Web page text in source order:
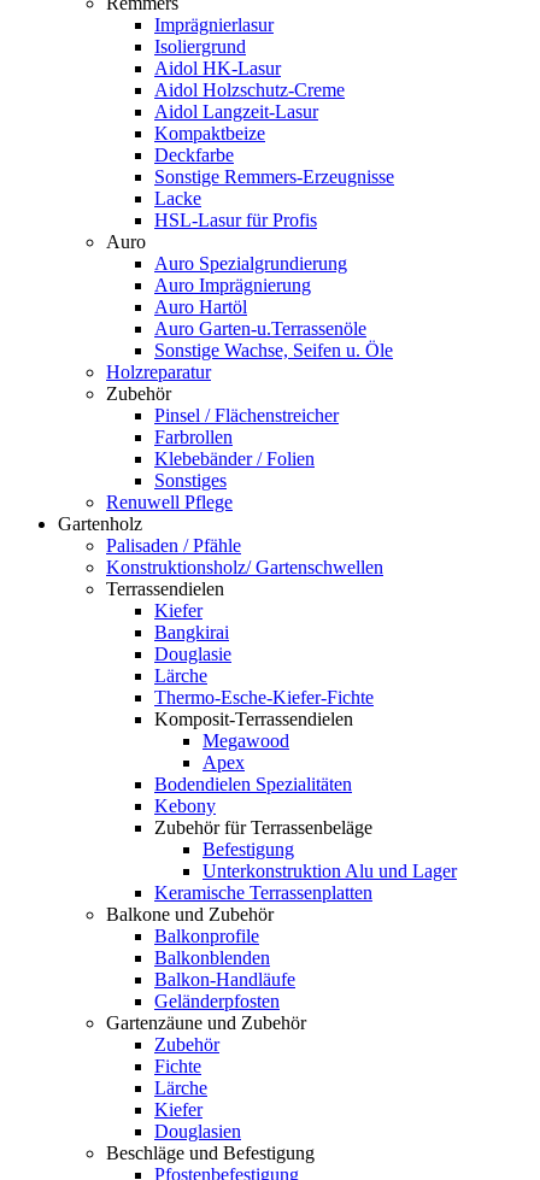
Imprägnierlasur
Isoliergrund
Aidol HK-Lasur
Aidol Holzschutz-Creme
Aidol Langzeit-Lasur
Kompaktbeize
Deckfarbe
Sonstige Remmers-Erzeugnisse
Lacke
HSL-Lasur für Profis
Auro
Auro Spezialgrundierung
Auro Imprägnierung
Auro Hartöl
Auro Garten-u.Terrassenöle
Sonstige Wachse, Seifen u. Öle
Holzreparatur
Zubehör
Pinsel / Flächenstreicher
Farbrollen
Klebebänder / Folien
Sonstiges
Renuwell Pflege
Gartenholz
Palisaden / Pfähle
Konstruktionsholz/ Gartenschwellen
Terrassendielen
Kiefer
Bangkirai
Douglasie
Lärche
Thermo-Esche-Kiefer-Fichte
Komposit-Terrassendielen
Megawood
Apex
Bodendielen Spezialitäten
Kebony
Zubehör für Terrassenbeläge
Befestigung
Unterkonstruktion Alu und Lager
Keramische Terrassenplatten
Balkone und Zubehör
Balkonprofile
Balkonblenden
Balkon-Handläufe
Geländerpfosten
Gartenzäune und Zubehör
Zubehör
Fichte
Lärche
Kiefer
Douglasien
Beschläge und Befestigung
Pfostenbefestigung